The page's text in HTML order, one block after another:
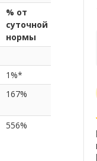
% от
суточной
нормы
1%*
167%
556%